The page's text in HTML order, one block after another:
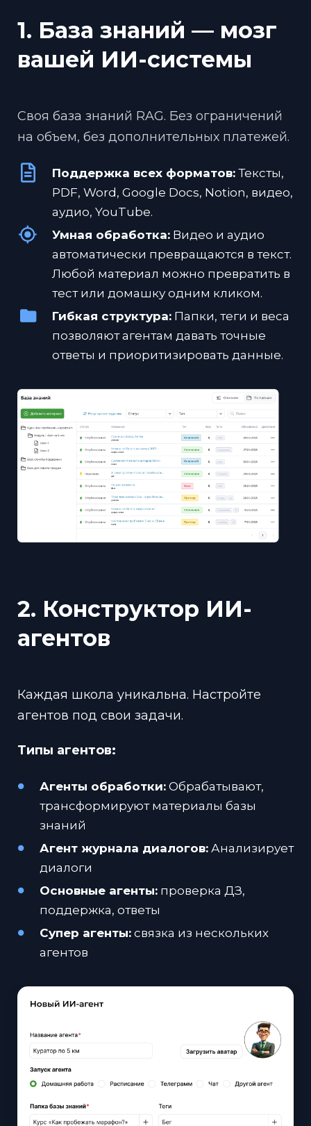
1. База знаний — мозг
вашей ИИ-системы
Своя база знаний RAG. Без ограничений
на объем, без дополнительных платежей.
Поддержка всех форматов: Тексты,
PDF, Word, Google Docs, Notion, видео,
аудио, YouTube.
Умная обработка: Видео и аудио
автоматически превращаются в текст.
Любой материал можно превратить в
тест или домашку одним кликом.
Гибкая структура: Папки, теги и веса
позволяют агентам давать точные
ответы и приоритизировать данные.
2. Конструктор ИИ-
агентов
Каждая школа уникальна. Настройте
агентов под свои задачи.
Типы агентов:
Агенты обработки: Обрабатывают,
трансформируют материалы базы
знаний
Агент журнала диалогов: Анализирует
диалоги
Основные агенты: проверка ДЗ,
поддержка, ответы
Супер агенты: связка из нескольких
агентов